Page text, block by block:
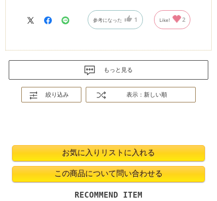
参考になった 1 Like! 2
もっと見る
絞り込み 表示：新しい順
RECOMMEND ITEM